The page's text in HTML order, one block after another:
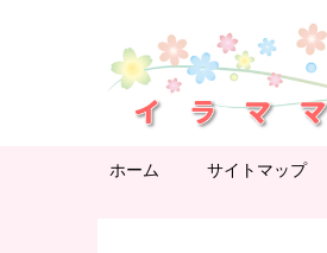
ホーム サイトマップ